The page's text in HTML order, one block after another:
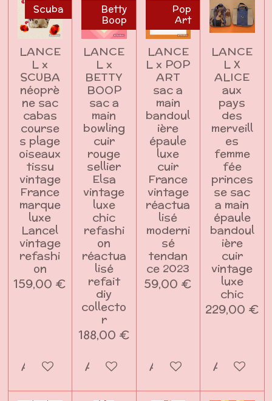
Scuba
LANCE
L x
SCUBA
néoprè
ne sac
cabas
course
s plage
oiseaux
tissu
vintage
France
marque
luxe
Lancel
vintage
refashi
on
159,00 €
Ajouter au panier
Betty
Boop
LANCE
L x
BETTY
BOOP
sac a
main
bowling
cuir
rouge
sellier
Elsa
vintage
luxe
chic
refashi
on
réactua
lisé
refait
diy
collecto
r
188,00 €
Ajouter au panier
Pop
Art
LANCE
L x POP
ART
sac a
main
bandoul
ière
épaule
luxe
cuir
France
vintage
réactua
lisé
moderni
sé
tendan
ce 2023
59,00 €
Ajouter au panier
LANCE
L X
ALICE
aux
pays
des
merveill
es
femme
fée
princes
se sac
a main
épaule
bandoul
ière
cuir
vintage
luxe
chic
229,00 €
Ajouter